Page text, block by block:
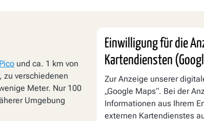
und ca. 1 km von
zu verschiedenen
Meter. Nur 100
Umgebung
Einwilligung für die
Kartendiensten
Zur Anzeige unserer
„Google Maps“. Bei der
Informationen aus Ihrem
externen Kartendienstes